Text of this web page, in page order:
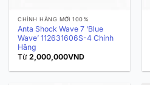
CHÍNH HÃNG MỚI 100%
Anta Shock Wave 7 ‘Blue
Wave’ 112631606S-4 Chính
Hãng
Từ2,000,000VND